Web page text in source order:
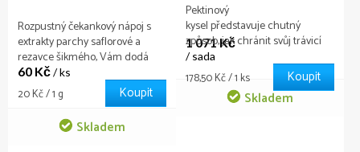
Skladem
60 Kč/ ks
Měrná
20 Kč / 1 g Koupit
Rozpustný čekankový nápoj s
extrakty parchy saflorové a
rezavce šikmého, Vám dodá
svěžest a energii i bez kofeinu.
Posílí imunitu díky přírodním
složkám a normalizuje činnost
trávící soustavy a péči o vaši
Skladem
1 071 Kč
/ sada
Měrná
178,50 Kč / 1 ks Koupit
Pektinový
kysel představuje chutný
způsob, jak chránit svůj trávicí
trakt. Obsažený pectin pomůže
vyčistit vaše střeva, borůvka
posílí oči.